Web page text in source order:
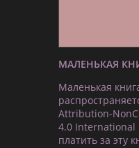
МАЛЕНЬКАЯ
Маленькая
Attribution-
4.0
платить за эту